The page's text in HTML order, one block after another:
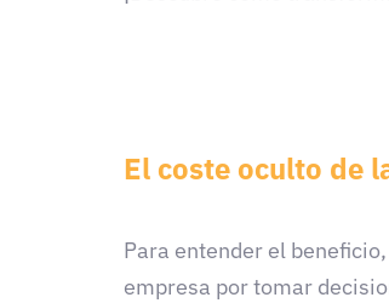
El coste oculto de
Para entender el
empresa por tomar